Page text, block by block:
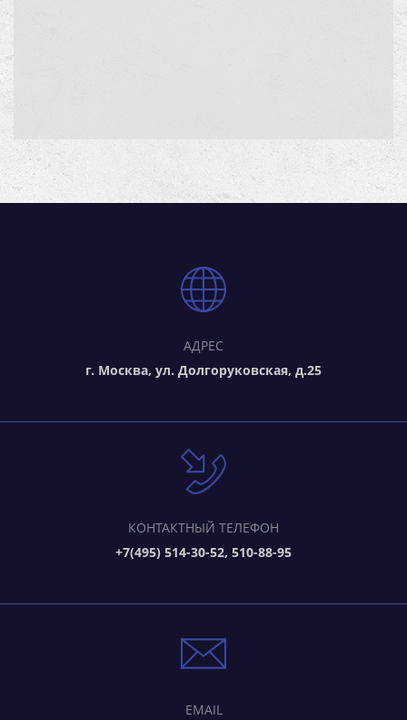
АДРЕС
г. Москва, ул. Долгоруковская, д.25
КОНТАКТНЫЙ ТЕЛЕФОН
+7(495) 514-30-52, 510-88-95
EMAIL